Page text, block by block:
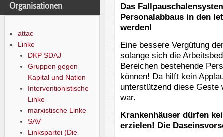
Organisationen
attac
Linke
DKP SDAJ
Gruppen gegen
Kapital und Nation
Interventionistische
Linke
marxistische Linke
SAV
Linkspartei (Die
Das
Personalabbaus in den
werden!
Eine bessere Vergütung
solange sich die
Bereichen bestehende
können! Da hilft kein
unterstützend diese Geste
war.
Krankenhäuser dürfen
erzielen! Die